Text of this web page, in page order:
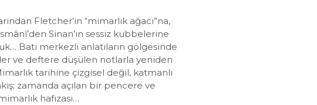
Fletcher’in “mimarlık ağacı”na,
Sinan’ın sessiz kubbelerine
Batı merkezli anlatıların gölgesinde
ve deftere düşülen notlarla yeniden
tarihine çizgisel değil, katmanlı
zamanda açılan bir pencere ve
hafızası…